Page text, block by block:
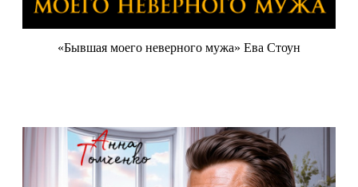
«Бывшая моего неверного мужа» Ева Стоун